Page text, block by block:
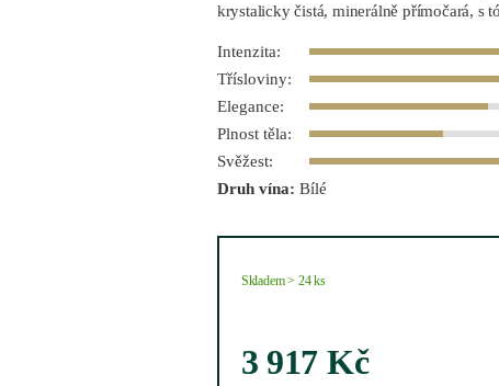
krystalicky čistá, minerálně přímočará, s
Intenzita:
Třísloviny:
Elegance:
Plnost těla:
Svěžest:
Druh vína: Bílé
Skladem > 24 ks
3 917 Kč